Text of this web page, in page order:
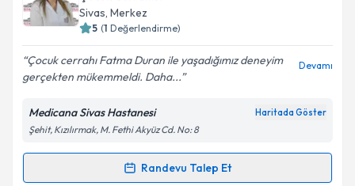
takvim hazırlandığında e-posta ile bilgilendireceğiz.
Kişisel verilerimin işlenmesine ilişkin
Aydınlatma
Metni'ni okudum ve kişisel verilerimin belirtilen
kapsamda işlenmesini kabul ediyorum.
Sivas, Merkez
5 (1 Değerlendirme)
Çocuk cerrahı Fatma Duran ile yaşadığımız deneyim
gerçekten mükemmeldi. Daha...
Devamı
Medicana Sivas Hastanesi Haritada Göster
Şehit, Kızılırmak, M. Fethi Akyüz Cd. No: 8
Randevu Talep Et
Randevu Takvimi Talebi